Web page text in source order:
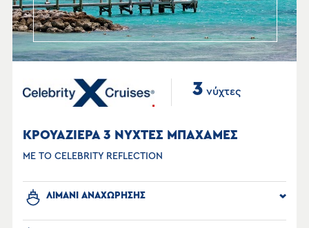
3 νύχτες
ΚΡΟΥΑΖΙΕΡΑ 3 ΝΥΧΤΕΣ ΜΠΑΧΑΜΕΣ
ΜΕ ΤΟ CELEBRITY REFLECTION
ΛΙΜΑΝΙ ΑΝΑΧΩΡΗΣΗΣ